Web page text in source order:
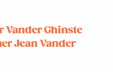
Vander Ghinste
Jean Vander